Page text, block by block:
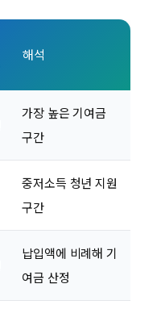
해석
가장 높은 기여금
구간
중저소득 청년 지원
구간
납입액에 비례해 기
여금 산정